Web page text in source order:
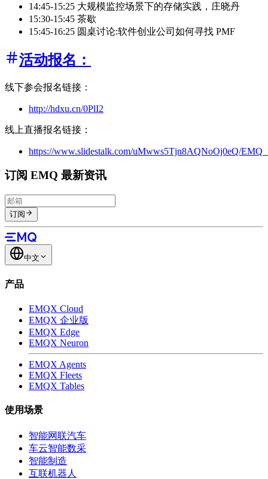
14:45-15:25 大规模监控场景下的存储实践，庄晓丹
15:30-15:45 茶歇
15:45-16:25 圆桌讨论:软件创业公司如何寻找 PMF
活动报名：
线下参会报名链接：
http://hdxu.cn/0PlI2
线上直播报名链接：
https://www.slidestalk.com/uMwws5Tjn8AQNoOj0eQ/
订阅 EMQ 最新资讯
订阅
中文
产品
EMQX Cloud
EMQX 企业版
EMQX Edge
EMQX Neuron
EMQX Agents
EMQX Fleets
EMQX Tables
使用场景
智能网联汽车
车云智能数采
智能制造
互联机器人